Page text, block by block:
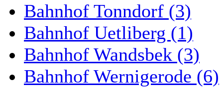
Bahnhof Tonndorf (3)
Bahnhof Uetliberg (1)
Bahnhof Wandsbek (3)
Bahnhof Wernigerode (6)